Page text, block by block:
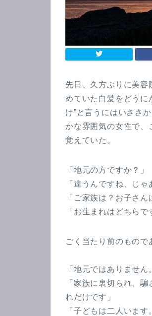
先日、久方ぶりに美容
めていた白髪をどうに
け”と言うにはいささ
かな雰囲気の女性で、
覚えていた。
「地元の方ですか？」
「違うんですね、じ
「ご家族は？お子さん
「お生まれはどちら
ごく当たり前のもので
「地元ではありませ
「家族に裏切られ、
れだけです」
「子どもは二人いま